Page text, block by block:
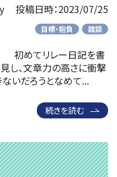
投稿日時：2023/07/25
目標・抱負 雑談
初めてリレー日記を書
し、文章力の高さに衝撃
いだろうとなめて...
続きを読む